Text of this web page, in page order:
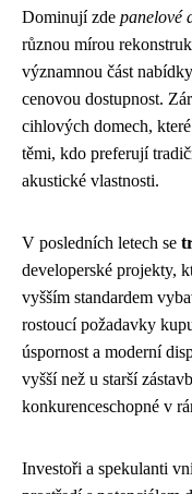
Dominují zde panelové
různou mírou
významnou část
cenovou dostupnost.
cihlových domech,
těmi, kdo preferují
akustické vlastnosti.
V posledních letech se
developerské projekty,
vyšším standardem
rostoucí požadavky
úspornost a moderní
vyšší než u starší
konkurenceschopné v
Investoři a spekulanti